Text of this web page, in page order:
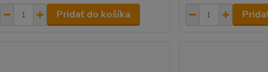
Pridať do košíka